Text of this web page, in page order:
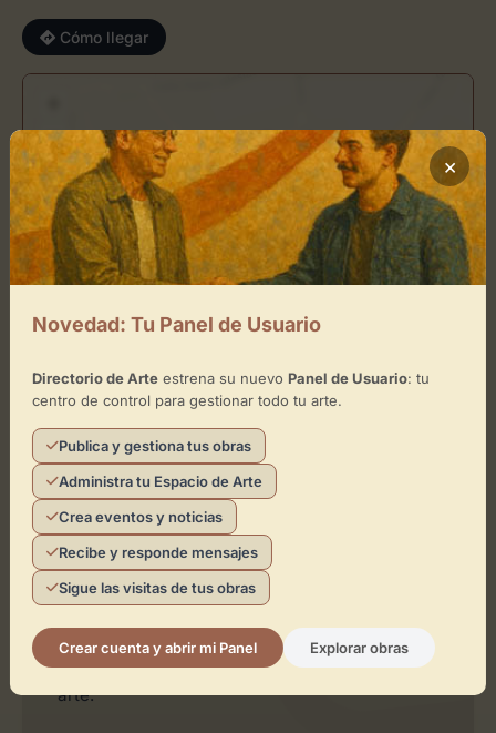
Cómo llegar
Asociación Teatral «La Tramoya»
×
−
Leaflet
Toca el mapa para interactuar
¿Eres el representante de este
espacio?
Reclámalo de forma gratuita para gestionar su
perfil, publicar exposiciones y añadir obras de
arte.
×
Novedad: Tu Panel de Usuario
Directorio de Arteestrena su nuevo Panel de Usuario: tu
centro de control para gestionar todo tu arte.
Publica y gestiona tus obras
Administra tu Espacio de Arte
Crea eventos y noticias
Recibe y responde mensajes
Sigue las visitas de tus obras
Crear cuenta y abrir mi Panel Explorar obras